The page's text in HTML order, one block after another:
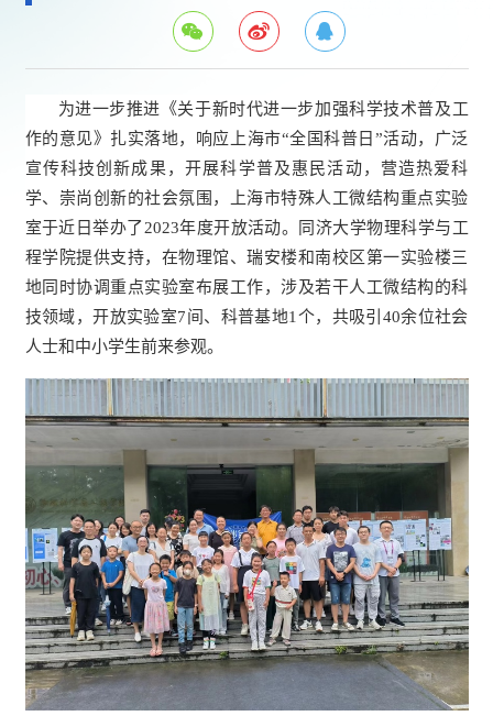
为进一步推进《关于新时代进一步加强科学技术普及工
作的意见》扎实落地，响应上海市“全国科普日”活动，广泛
宣传科技创新成果，开展科学普及惠民活动，营造热爱科
学、崇尚创新的社会氛围，上海市特殊人工微结构重点实验
室于近日举办了2023年度开放活动。同济大学物理科学与工
程学院提供支持，在物理馆、瑞安楼和南校区第一实验楼三
地同时协调重点实验室布展工作，涉及若干人工微结构的科
技领域，开放实验室7间、科普基地1个，共吸引40余位社会
人士和中小学生前来参观。